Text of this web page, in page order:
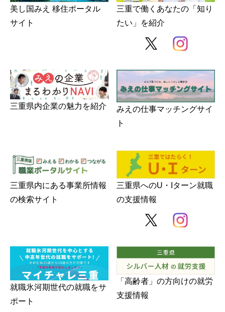
美し国みえ 移住ポータル
サイト
三重で働くあなたの「知り
たい」を紹介
三重県内企業の魅力を紹介
みえの仕事マッチングサイ
ト
三重県内にある事業所情報
の検索サイト
三重県へのU・Iターン就職
の支援情報
就職氷河期世代の就職をサ
ポート
「高齢者」の方向けの就労
支援情報